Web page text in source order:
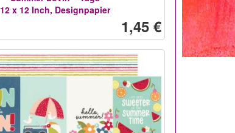
12 x 12 Inch, Designpapier
1,45 €